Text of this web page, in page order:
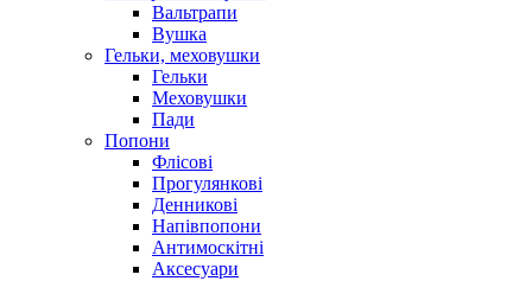
Вальтрапи
Вушка
Гельки, меховушки
Гельки
Меховушки
Пади
Попони
Флісові
Прогулянкові
Денникові
Напівпопони
Антимоскітні
Аксесуари